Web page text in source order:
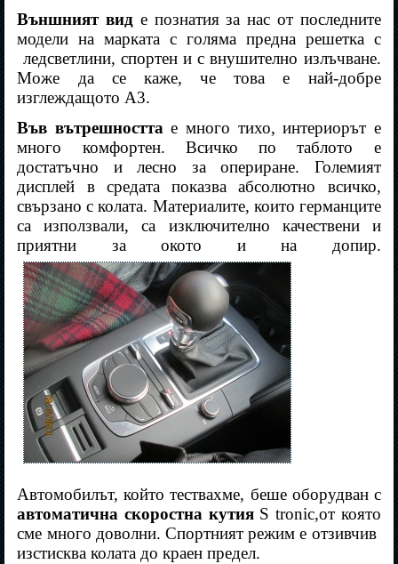
Външният вид е познатия за нас от последните
модели на марката с голяма предна решетка с
ледсветлини, спортен и с внушително излъчване.
Може да се каже, че това е най-добре
изглеждащото А3.
Във вътрешносттае много тихо, интериорът е
много комфортен. Всичко по таблото е
достатъчно и лесно за опериране. Големият
дисплей в средата показва абсолютно всичко,
свързано с колата. Материалите, които германците
са използвали, са изключително качествени и
приятни за окото и на допир.
Автомобилът, който тествахме, беше оборудван с
автоматична скоростна кутия S tronic,от която
сме много доволни. Спортният режим е отзивчив
изстисква колата до краен предел.